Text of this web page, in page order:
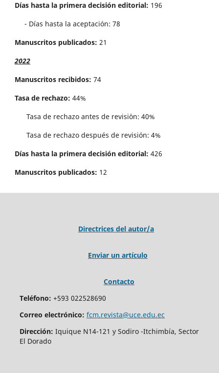
Días hasta la primera decisión editorial: 196
- Días hasta la aceptación: 78
Manuscritos publicados: 21
2022
Manuscritos recibidos: 74
Tasa de rechazo: 44%
Tasa de rechazo antes de revisi´on: 40%
Tasa de rechazo después de revisión: 4%
Días hasta la primera decisión editorial: 426
Manuscritos publicados: 12
Directrices del autor/a
Enviar un artículo
Contacto
Teléfono: +593 022528690
Correo electrónico: fcm.revista@uce.edu.ec
Dirección: Iquique N14-121 y Sodiro -Itchimbía, Sector
El Dorado